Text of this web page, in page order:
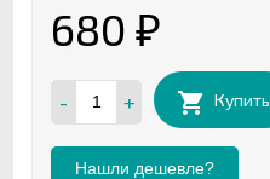
680 ₽
- + Купить
Нашли дешевле?